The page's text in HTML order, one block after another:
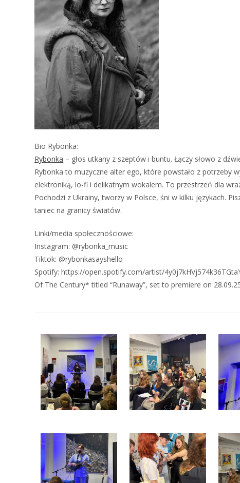
Bio Rybonka:
Rybonka – głos utkany z szeptów i buntu. Łączy słowo z
Rybonka to muzyczne alter ego, które powstało z potrzeby
elektroniką, lo-fi i delikatnym wokalem. To przestrzeń dla
Pochodzi z Ukrainy, tworzy w Polsce, śni w kilku językach.
taniec na granicy światów.
Linki/media społecznościowe:
Instagram: @rybonka_music
Tiktok: @rybonkasayshello
Spotify: https://open.spotify.com/artist/
Of The Century* titled “Runaway”, set to premiere on